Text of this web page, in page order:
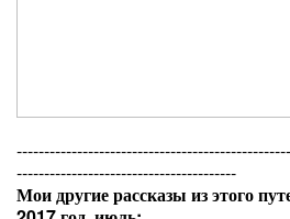
----------------------------------------
Мои другие рассказы из этого